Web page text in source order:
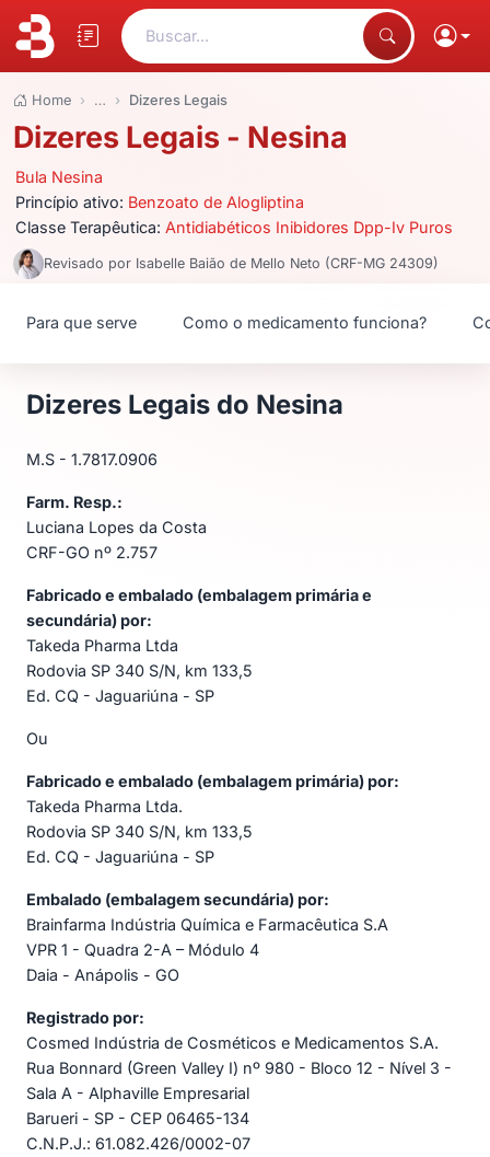
Buscar...
Home … Dizeres Legais
Dizeres Legais - Nesina
Bula Nesina
Princípio ativo: Benzoato de Alogliptina
Classe Terapêutica: Antidiabéticos Inibidores Dpp-Iv Puros
Revisado por Isabelle Baião de Mello Neto (CRF-MG 24309)
Para que serve Como o medicamento funciona?
Dizeres Legais do Nesina
M.S - 1.7817.0906
Farm. Resp.:
Luciana Lopes da Costa
CRF-GO nº 2.757
Fabricado e embalado (embalagem primária e
secundária) por:
Takeda Pharma Ltda
Rodovia SP 340 S/N, km 133,5
Ed. CQ - Jaguariúna - SP
Ou
Fabricado e embalado (embalagem primária) por:
Takeda Pharma Ltda.
Rodovia SP 340 S/N, km 133,5
Ed. CQ - Jaguariúna - SP
Embalado (embalagem secundária) por:
Brainfarma Indústria Química e Farmacêutica S.A
VPR 1 - Quadra 2-A – Módulo 4
Daia - Anápolis - GO
Registrado por:
Cosmed Indústria de Cosméticos e Medicamentos S.A.
Rua Bonnard (Green Valley I) nº 980 - Bloco 12 - Nível 3 -
Sala A - Alphaville Empresarial
Barueri - SP - CEP 06465-134
C.N.P.J.: 61.082.426/0002-07